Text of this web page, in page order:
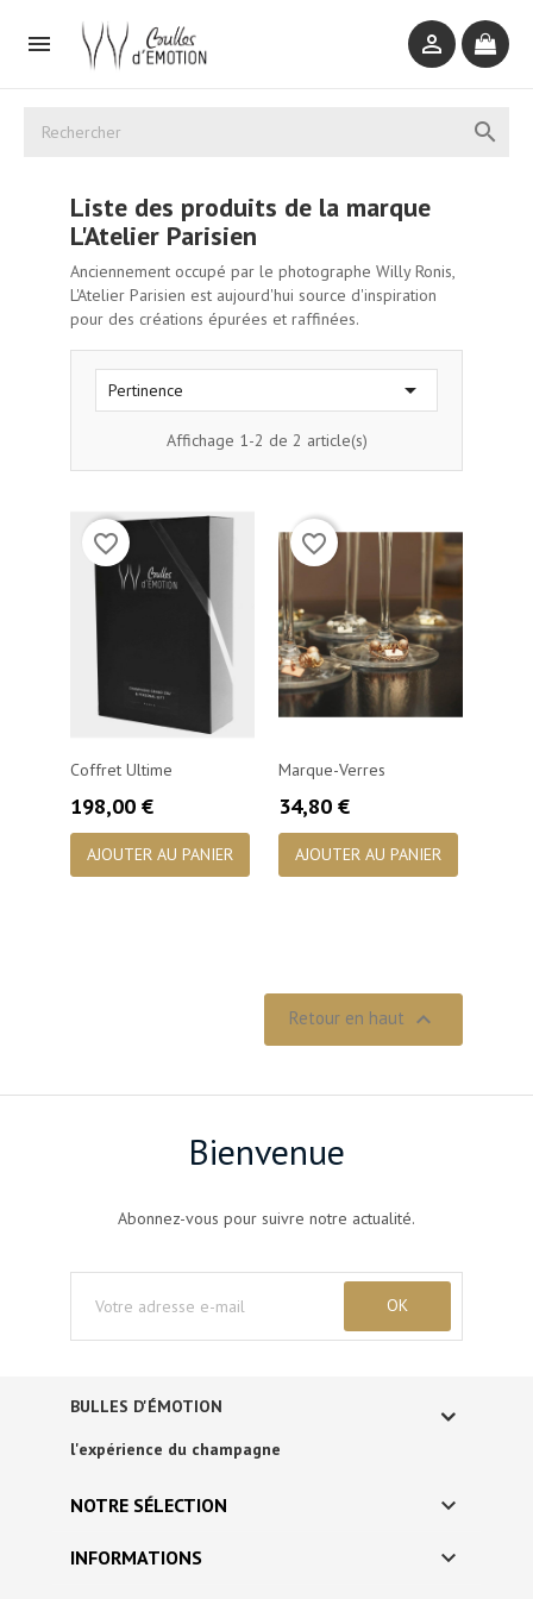
 

Liste des produits de la marque
L'Atelier Parisien
Anciennement occupé par le photographe Willy Ronis,
L'Atelier Parisien est aujourd'hui source d'inspiration
pour des créations épurées et raffinées.
Pertinence 
Affichage 1-2 de 2 article(s)
Coffret Ultime
Prix
198,00 €
AJOUTER AU PANIER
favorite_border
Marque-Verres
Prix
34,80 €
AJOUTER AU PANIER
favorite_border
Retour en haut 
Bienvenue
Abonnez-vous pour suivre notre actualité.
BULLES D'ÉMOTION
l'expérience du champagne
NOTRE SÉLECTION 
INFORMATIONS 